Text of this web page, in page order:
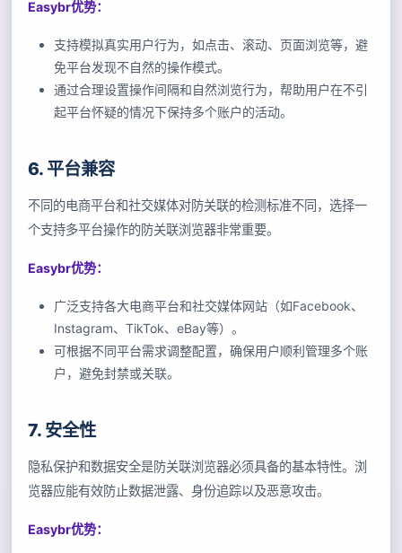
Easybr优势：
支持模拟真实用户行为，如点击、滚动、页面浏览等，避
免平台发现不自然的操作模式。
通过合理设置操作间隔和自然浏览行为，帮助用户在不引
起平台怀疑的情况下保持多个账户的活动。
6. 平台兼容
不同的电商平台和社交媒体对防关联的检测标准不同，选择一
个支持多平台操作的防关联浏览器非常重要。
Easybr优势：
广泛支持各大电商平台和社交媒体网站（如Facebook、
Instagram、TikTok、eBay等）。
可根据不同平台需求调整配置，确保用户顺利管理多个账
户，避免封禁或关联。
7. 安全性
隐私保护和数据安全是防关联浏览器必须具备的基本特性。浏
览器应能有效防止数据泄露、身份追踪以及恶意攻击。
Easybr优势：